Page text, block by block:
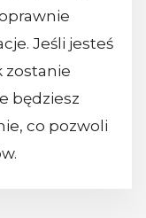
Jeśli jesteś
zostanie
będziesz
co pozwoli